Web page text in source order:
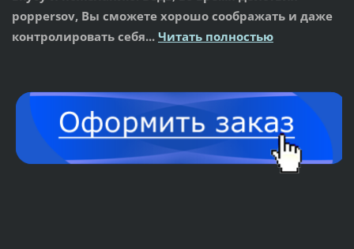
poppersov, Вы сможете хорошо соображать и даже
контролировать себя... Читать полностью